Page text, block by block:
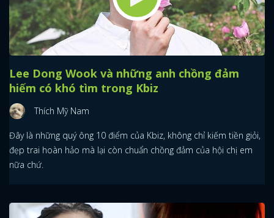
Lee Dong Wook và những anh chồng đảm
hiếm có khó tìm trong Kbiz
Thích Mỹ Nam
Đây là những quý ông 10 điểm của Kbiz, không chỉ kiếm tiền giỏi,
đẹp trai hoàn hảo mà lại còn chuẩn chồng đảm của hội chị em
nữa chứ.